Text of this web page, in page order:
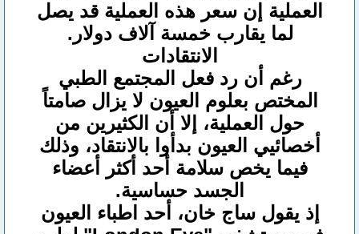
العملية إن سعر هذه العملية قد يصل
لما يقارب خمسة آلاف دولار.
الانتقادات
رغم أن رد فعل المجتمع الطبي
المختص بعلوم العيون لا يزال صامتاً
حول العملية، إلا أن الكثيرين من
أخصائيي العيون بدأوا بالانتقاد، وذلك
فيما يخص سلامة أحد أكثر أعضاء
الجسد حساسية.
إذ يقول ساج خان، أحد اطباء العيون